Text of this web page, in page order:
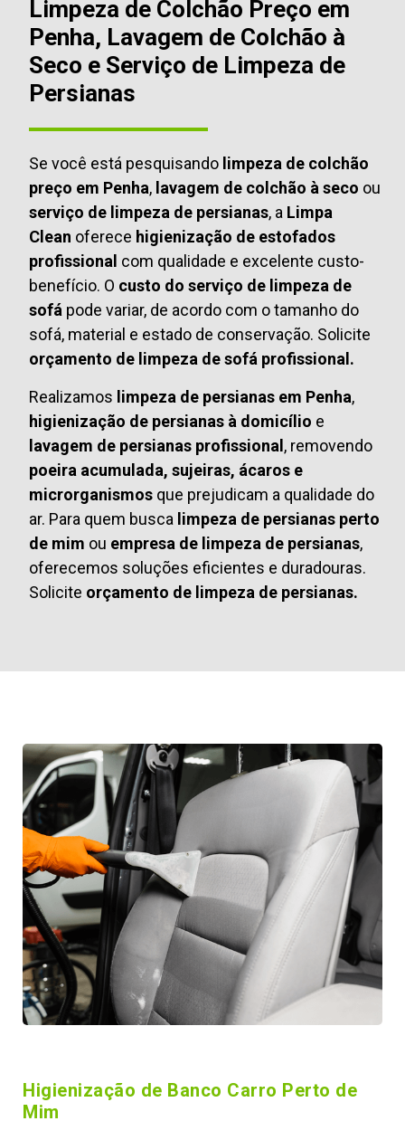
Limpeza de Colchão Preço em
Penha, Lavagem de Colchão à
Seco e Serviço de Limpeza de
Persianas
Se você está pesquisando limpeza de colchão
preço em Penha, lavagem de colchão à seco ou
serviço de limpeza de persianas, a Limpa
Clean oferece higienização de estofados
profissional com qualidade e excelente custo-
benefício. O custo do serviço de limpeza de
sofá pode variar, de acordo com o tamanho do
sofá, material e estado de conservação. Solicite
orçamento de limpeza de sofá profissional.
Realizamos limpeza de persianas em Penha,
higienização de persianas à domicílio e
lavagem de persianas profissional, removendo
poeira acumulada, sujeiras, ácaros e
microrganismos que prejudicam a qualidade do
ar. Para quem busca limpeza de persianas perto
de mim ou empresa de limpeza de persianas,
oferecemos soluções eficientes e duradouras.
Solicite orçamento de limpeza de persianas.
Higienização de Banco Carro Perto de
Mim